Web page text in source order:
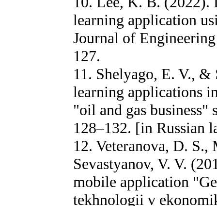
learning application
Journal of
127.
11. Shelyago, E. V.,
learning applications
"oil and gas
128–132. [in Russian
12. Veteranova, D.
Sevastyanov, V. V.
mobile application
tekhnologii v